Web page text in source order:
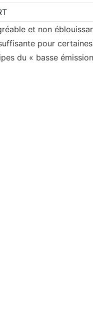
et non
pour
du « basse